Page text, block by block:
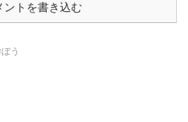
ントを書き込む
う